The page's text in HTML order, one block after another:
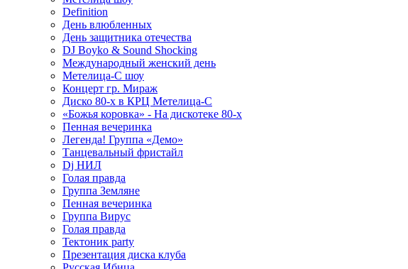
Definition
День влюбленных
День защитника отечества
DJ Boyko & Sound Shocking
Международный женский день
Метелица-С шоу
Концерт гр. Мираж
Диско 80-х в КРЦ Метелица-С
«Божья коровка» - На дискотеке 80-х
Пенная вечеринка
Легенда! Группа «Демо»
Танцевальный фристайл
Dj НИЛ
Голая правда
Группа Земляне
Пенная вечеринка
Группа Вирус
Голая правда
Тектоник party
Презентация диска клуба